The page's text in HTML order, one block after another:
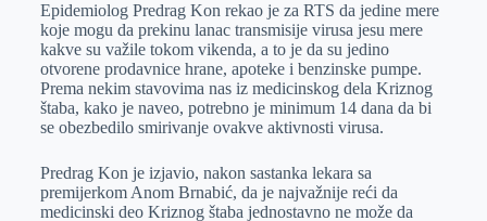
e
r
I
n
s
A
p
p
a
i
l
Epidemiolog Predrag Kon rekao je za RTS da jedine mere
koje mogu da prekinu lanac transmisije virusa jesu mere
kakve su važile tokom vikenda, a to je da su jedino
otvorene prodavnice hrane, apoteke i benzinske pumpe.
Prema nekim stavovima nas iz medicinskog dela Kriznog
štaba, kako je naveo, potrebno je minimum 14 dana da bi
se obezbedilo smirivanje ovakve aktivnosti virusa.
Predrag Kon je izjavio, nakon sastanka lekara sa
premijerkom Anom Brnabić, da je najvažnije reći da
medicinski deo Kriznog štaba jednostavno ne može da